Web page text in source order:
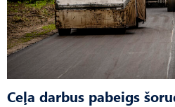
Ceļa darbus pabeigs